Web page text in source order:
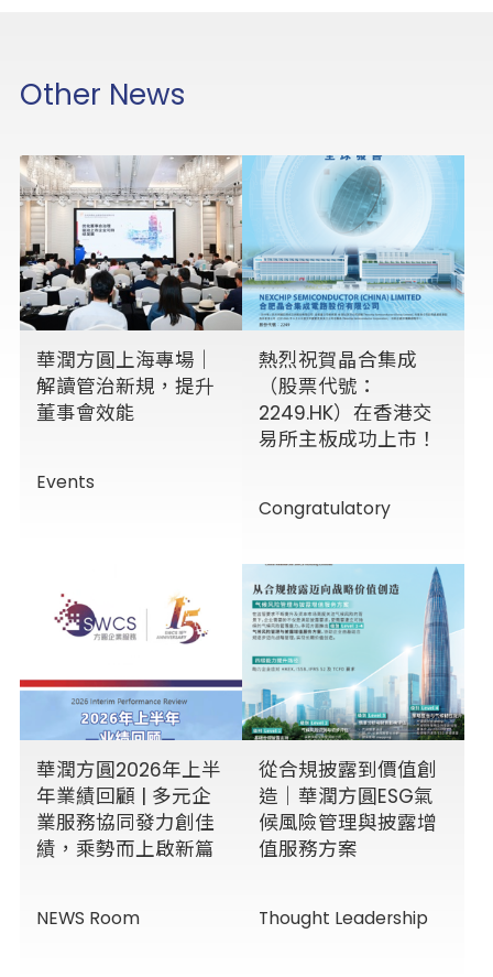
Other News
華潤方圓上海專場｜
解讀管治新規，提升
董事會效能
Events
熱烈祝賀晶合集成
（股票代號：
2249.HK）在香港交
易所主板成功上市！
Congratulatory
華潤方圓2026年上半
年業績回顧 | 多元企
業服務協同發力創佳
績，乘勢而上啟新篇
NEWS Room
從合規披露到價值創
造｜華潤方圓ESG氣
候風險管理與披露增
值服務方案
Thought Leadership